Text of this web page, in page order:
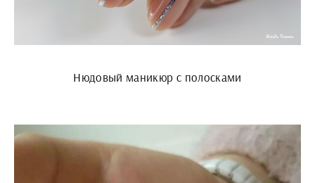
Нюдовый маникюр с полосками